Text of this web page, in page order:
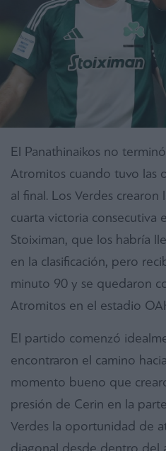
El Panathinaikos no
Atromitos cuando tuvo las
al final. Los Verdes crearon
cuarta victoria consecutiva
Stoiximan, que los habría
en la clasificación, pero
minuto 90 y se quedaron
Atromitos en el estadio
El partido comenzó
encontraron el camino
momento bueno que
presión de Cerin en la
Verdes la oportunidad de